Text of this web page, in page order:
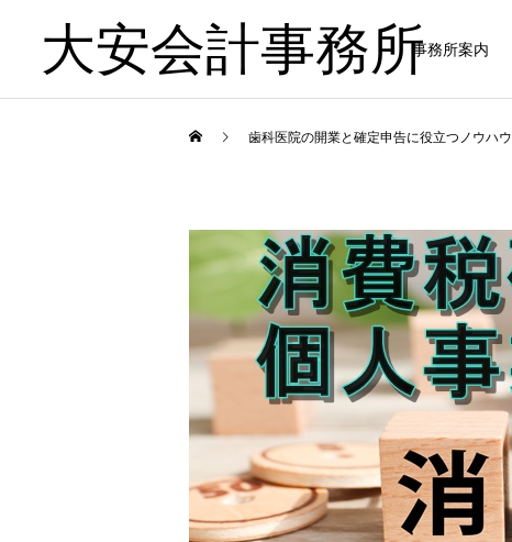
大安会計事務所事務所案内
歯科医院
歯科医院の決算相談｜税理
士へ依頼するタイミング を
やさしく解説
歯科医院の開業と確定申告に役立つノウハウ